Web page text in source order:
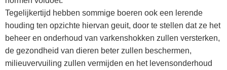
Tegelijkertijd hebben sommige boeren ook een lerende
houding ten opzichte hiervan geuit, door te stellen dat ze het
beheer en onderhoud van varkenshokken zullen versterken,
de gezondheid van dieren beter zullen beschermen,
milieuvervuiling zullen vermijden en het levensonderhoud